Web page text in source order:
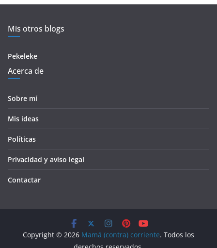
Mis otros blogs
Pekeleke
Acerca de
Sobre mí
Mis ideas
Políticas
Privacidad y aviso legal
Contactar
Copyright © 2026 Mamá (contra) corriente. Todos los